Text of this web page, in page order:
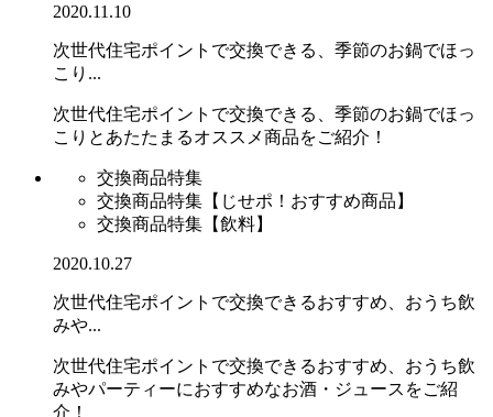
2020.11.10
次世代住宅ポイントで交換できる、季節のお鍋でほっ
こり...
次世代住宅ポイントで交換できる、季節のお鍋でほっ
こりとあたたまるオススメ商品をご紹介！
交換商品特集
交換商品特集【じせポ！おすすめ商品】
交換商品特集【飲料】
2020.10.27
次世代住宅ポイントで交換できるおすすめ、おうち飲
みや...
次世代住宅ポイントで交換できるおすすめ、おうち飲
みやパーティーにおすすめなお酒・ジュースをご紹
介！